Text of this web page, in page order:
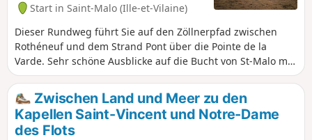
Start in Saint-Malo (Ille-et-Vilaine)
Dieser Rundweg führt Sie auf den Zöllnerpfad zwischen
Rothéneuf und dem Strand Pont über die Pointe de la
Varde. Sehr schöne Ausblicke auf die Bucht von St-Malo mit
Cézembre und dem Fort de la Conchée im Westen, der Île
Besnard und den Chevrets, groß und klein, im Osten.
Zwischen Land und Meer zu den
Kapellen Saint-Vincent und Notre-Dame
des Flots